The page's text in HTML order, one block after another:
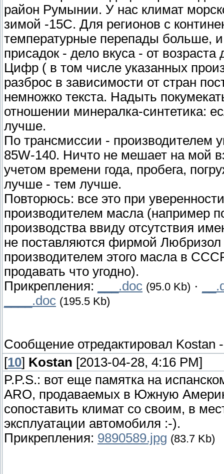
район Румынии. У нас климат
зимой -15С. Для регионов с
температурные перепады больше,
присадок - дело вкуса - от
Цифр ( в том числе указанных
разброс в зависимости от стран
немножко текста. Надыть
отношении минералка-синтетика:
лучше.
По трансмиссии - производителем
85W-140. Ничто не мешает на мой
учетом времени года, пробега,
лучше - тем лучше.
Повторюсь: все это при
производителем масла (например
производства ввиду отсутствия
не поставляются фирмой Любризол
производителем этого масла в
продавать что угодно).
Прикрепления:
___.doc (95.0 Kb) ·
____.doc (195.5 Kb)
Сообщение отредактировал Kostan
[10] Kostan [2013-04-28, 4:16 PM]
P.P.S.: вот еще памятка на
ARO, продаваемых в Южную
сопоставить климат со своим, в
эксплуатации автомобиля :-).
Прикрепления: 9890589.jpg (83.7 Kb)